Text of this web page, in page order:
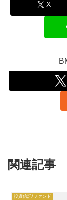
X
関連記事
投資信託/ファンド